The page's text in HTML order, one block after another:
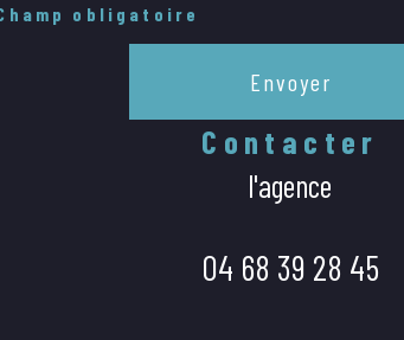
obligatoire
Envoyer
contacter
l'agence
04 68 39 28 45